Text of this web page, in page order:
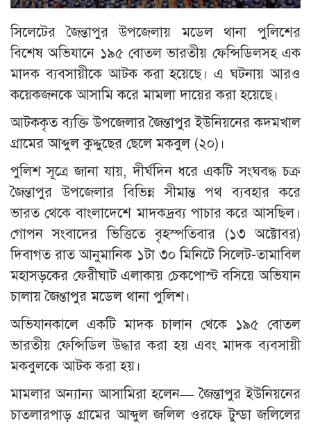
সিলেটের জৈন্তাপুর উপজেলায় মডেল থানা পুলিশের
বিশেষ অভিযানে ১৯৫ বোতল ভারতীয় ফেন্সিডিলসহ এক
মাদক ব্যবসায়ীকে আটক করা হয়েছে। এ ঘটনায় আরও
কয়েকজনকে আসামি করে মামলা দায়ের করা হয়েছে।
আটককৃত ব্যক্তি উপজেলার জৈন্তাপুর ইউনিয়নের কদমখাল
গ্রামের আব্দুল কুদ্দুছের ছেলে মকবুল (২০)।
পুলিশ সূত্রে জানা যায়, দীর্ঘদিন ধরে একটি সংঘবদ্ধ চক্র
জৈন্তাপুর উপজেলার বিভিন্ন সীমান্ত পথ ব্যবহার করে
ভারত থেকে বাংলাদেশে মাদকদ্রব্য পাচার করে আসছিল।
গোপন সংবাদের ভিত্তিতে বৃহস্পতিবার (১৩ অক্টোবর)
দিবাগত রাত আনুমানিক ১টা ৩০ মিনিটে সিলেট-তামাবিল
মহাসড়কের ফেরীঘাট এলাকায় চেকপোস্ট বসিয়ে অভিযান
চালায় জৈন্তাপুর মডেল থানা পুলিশ।
অভিযানকালে একটি মাদক চালান থেকে ১৯৫ বোতল
ভারতীয় ফেন্সিডিল উদ্ধার করা হয় এবং মাদক ব্যবসায়ী
মকবুলকে আটক করা হয়।
মামলার অন্যান্য আসামিরা হলেন— জৈন্তাপুর ইউনিয়নের
চাতলারপাড় গ্রামের আব্দুল জলিল ওরফে টুন্ডা জলিলের